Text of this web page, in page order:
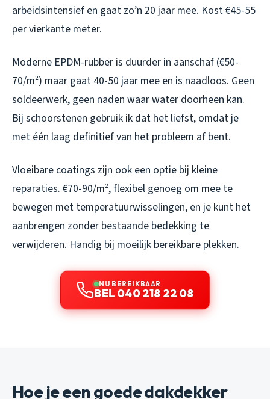
arbeidsintensief en gaat zo’n 20 jaar mee. Kost €45-55
per vierkante meter.
Moderne EPDM-rubber is duurder in aanschaf (€50-
70/m²) maar gaat 40-50 jaar mee en is naadloos. Geen
soldeerwerk, geen naden waar water doorheen kan.
Bij schoorstenen gebruik ik dat het liefst, omdat je
met één laag definitief van het probleem af bent.
Vloeibare coatings zijn ook een optie bij kleine
reparaties. €70-90/m², flexibel genoeg om mee te
bewegen met temperatuurwisselingen, en je kunt het
aanbrengen zonder bestaande bedekking te
verwijderen. Handig bij moeilijk bereikbare plekken.
NU BEREIKBAAR
BEL 040 218 22 08
Hoe je een goede dakdekker